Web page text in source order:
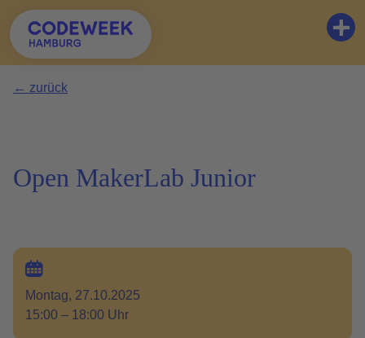
Zum Hauptinhalt springen
← zurück
Open MakerLab Junior
Montag, 27.10.2025
15:00 – 18:00 Uhr